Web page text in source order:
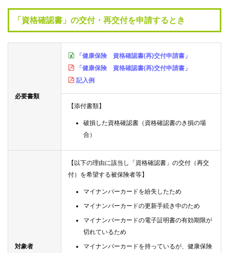
健
業
続
質
「資格確認書」の交付・再交付を申請するとき
必要書類
「健康保険 資格確認書(再)交付申請書」
「健康保険 資格確認書(再)交付申請書」
記入例
【添付書類】
破損した資格確認書（資格確認書のき損の場
合）
対象者
【以下の理由に該当し「資格確認書」の交付（再交
付）を希望する被保険者等】
マイナンバーカードを紛失したため
マイナンバーカードの更新手続き中のため
マイナンバーカードの電子証明書の有効期限が
切れているため
マイナンバーカードを持っているが、健康保険